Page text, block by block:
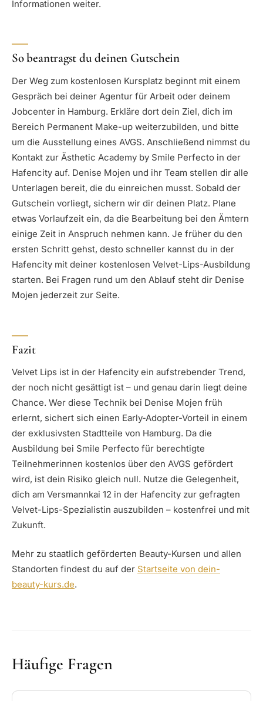
Informationen weiter.
So beantragst du deinen Gutschein
Der Weg zum kostenlosen Kursplatz beginnt mit einem
Gespräch bei deiner Agentur für Arbeit oder deinem
Jobcenter in Hamburg. Erkläre dort dein Ziel, dich im
Bereich Permanent Make-up weiterzubilden, und bitte
um die Ausstellung eines AVGS. Anschließend nimmst du
Kontakt zur Ästhetic Academy by Smile Perfecto in der
Hafencity auf. Denise Mojen und ihr Team stellen dir alle
Unterlagen bereit, die du einreichen musst. Sobald der
Gutschein vorliegt, sichern wir dir deinen Platz. Plane
etwas Vorlaufzeit ein, da die Bearbeitung bei den Ämtern
einige Zeit in Anspruch nehmen kann. Je früher du den
ersten Schritt gehst, desto schneller kannst du in der
Hafencity mit deiner kostenlosen Velvet-Lips-Ausbildung
starten. Bei Fragen rund um den Ablauf steht dir Denise
Mojen jederzeit zur Seite.
Fazit
Velvet Lips ist in der Hafencity ein aufstrebender Trend,
der noch nicht gesättigt ist – und genau darin liegt deine
Chance. Wer diese Technik bei Denise Mojen früh
erlernt, sichert sich einen Early-Adopter-Vorteil in einem
der exklusivsten Stadtteile von Hamburg. Da die
Ausbildung bei Smile Perfecto für berechtigte
Teilnehmerinnen kostenlos über den AVGS gefördert
wird, ist dein Risiko gleich null. Nutze die Gelegenheit,
dich am Versmannkai 12 in der Hafencity zur gefragten
Velvet-Lips-Spezialistin auszubilden – kostenfrei und mit
Zukunft.
Mehr zu staatlich geförderten Beauty-Kursen und allen
Standorten findest du auf der Startseite von dein-
beauty-kurs.de.
Häufige Fragen